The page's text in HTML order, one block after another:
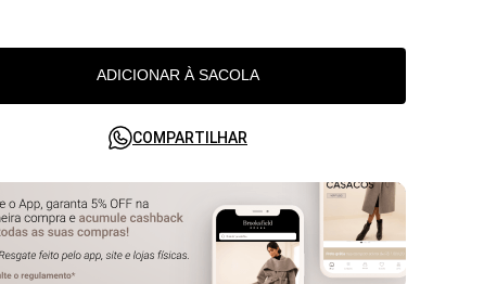
ADICIONAR À SACOLA
COMPARTILHAR